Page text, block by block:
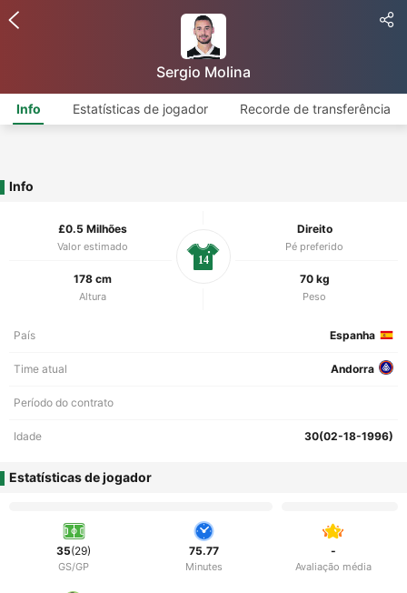
Sergio Molina
Info Estatísticas de jogador Recorde de transferência
Info
£0.5 Milhões
Valor estimado
Direito
Pé preferido
178 cm
Altura
70 kg
Peso
14
País Espanha
Time atual Andorra
Período do contrato
Idade 30(02-18-1996)
Estatísticas de jogador
35(29)
GS/GP
75.77
Minutes
-
Avaliação média